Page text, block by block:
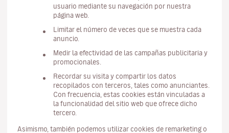
usuario mediante su navegación por nuestra
página web.
Limitar el número de veces que se muestra cada
anuncio.
Medir la efectividad de las campañas publicitaria y
promocionales.
Recordar su visita y compartir los datos
recopilados con terceros, tales como anunciantes.
Con frecuencia, estas cookies están vinculadas a
la funcionalidad del sitio web que ofrece dicho
tercero.
Asimismo, también podemos utilizar cookies de remarketing o